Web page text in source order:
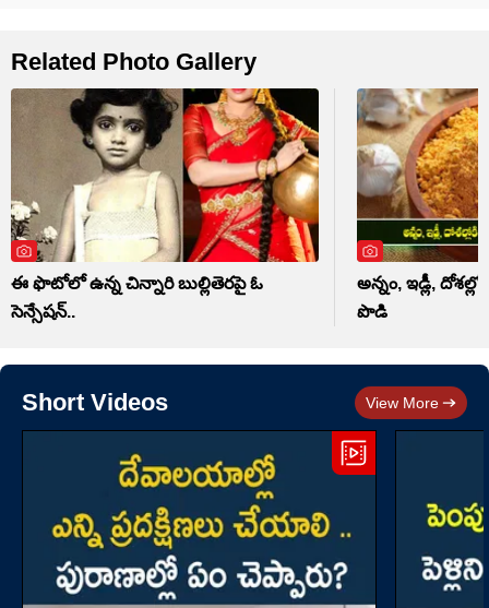
Related Photo Gallery
ఈ ఫొటోలో ఉన్న చిన్నారి బుల్లితెరపై ఓ
సెన్సేషన్..
అన్నం, ఇడ్లీ,
పొడి
Short Videos View More